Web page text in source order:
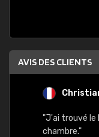
AVIS DES CLIENTS
"J'ai trouvé le
chambre."